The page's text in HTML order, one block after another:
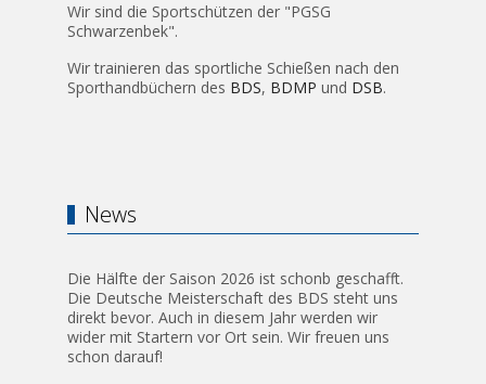
Wir sind die Sportschützen der "PGSG
Schwarzenbek".
Wir trainieren das sportliche Schießen nach den
Sporthandbüchern des BDS, BDMP und DSB.
News
Die Hälfte der Saison 2026 ist schonb geschafft.
Die Deutsche Meisterschaft des BDS steht uns
direkt bevor. Auch in diesem Jahr werden wir
wider mit Startern vor Ort sein. Wir freuen uns
schon darauf!